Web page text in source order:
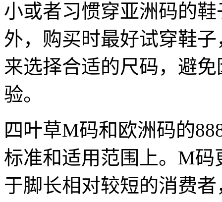
小或者习惯穿亚洲码的
外，购买时最好试穿鞋
来选择合适的尺码，避
验。
四叶草M码和欧洲码的
标准和适用范围上。M
于脚长相对较短的消费